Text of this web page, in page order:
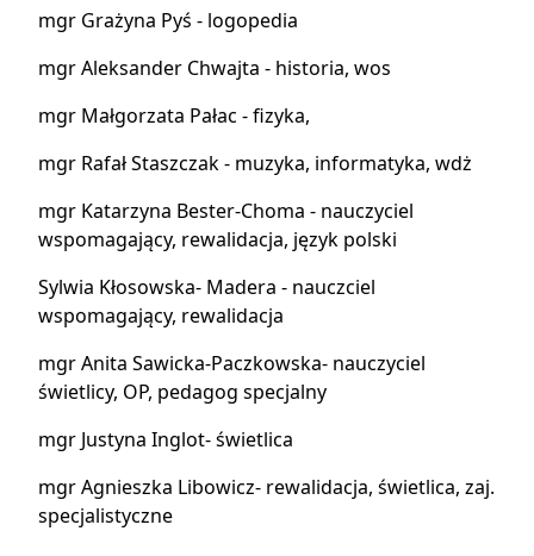
mgr Grażyna Pyś - logopedia
mgr Aleksander Chwajta - historia, wos
mgr Małgorzata Pałac - fizyka,
mgr Rafał Staszczak - muzyka, informatyka, wdż
mgr Katarzyna Bester-Choma - nauczyciel
wspomagający, rewalidacja, język polski
Sylwia Kłosowska- Madera - nauczciel
wspomagający, rewalidacja
mgr Anita Sawicka-Paczkowska- nauczyciel
świetlicy, OP, pedagog specjalny
mgr Justyna Inglot- świetlica
mgr Agnieszka Libowicz- rewalidacja, świetlica, zaj.
specjalistyczne